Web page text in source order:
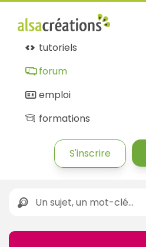
tutoriels
forum
emploi
formations
S'inscrire